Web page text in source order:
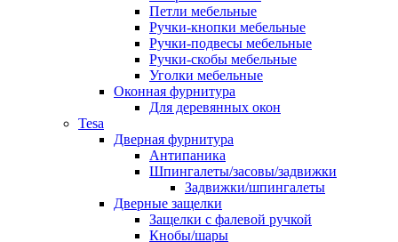
Петли мебельные
Ручки-кнопки мебельные
Ручки-подвесы мебельные
Ручки-скобы мебельные
Уголки мебельные
Оконная фурнитура
Для деревянных окон
Tesa
Дверная фурнитура
Антипаника
Шпингалеты/засовы/задвижки
Задвижки/шпингалеты
Дверные защелки
Защелки с фалевой ручкой
Кнобы/шары